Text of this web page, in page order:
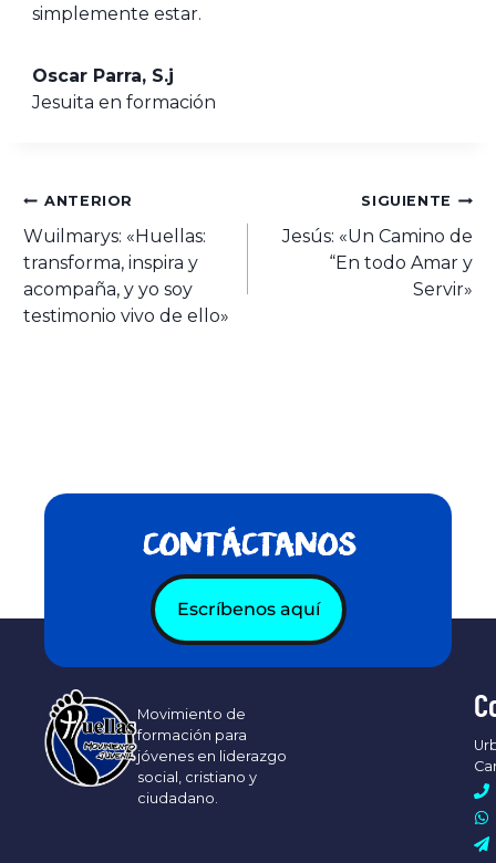
simplemente estar.
Oscar Parra, S.j
Jesuita en formación
ANTERIOR
Wuilmarys: «Huellas:
transforma, inspira y
acompaña, y yo soy
testimonio vivo de ello»
SIGUIENTE
Jesús: «Un Camino de
“En todo Amar y
Servir»
CONTÁCTANOS
Escríbenos aquí
Movimiento de
formación para
jóvenes en liderazgo
social, cristiano y
ciudadano.